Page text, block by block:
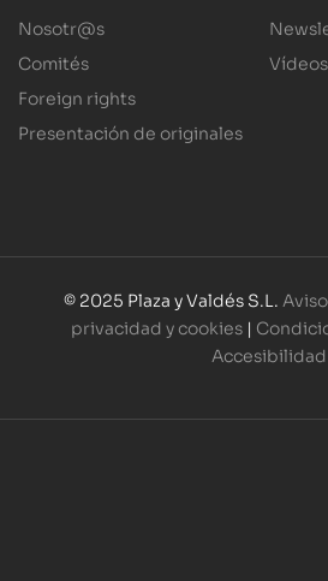
Nosotr@s
Comités
Foreign rights
Presentación de originales
Vídeos
© 2025 Plaza y Valdés S.L.
privacidad y cookies |
Accesibilidad